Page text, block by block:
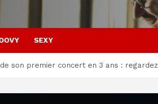
SEXY
son premier concert en 3 ans : regardez